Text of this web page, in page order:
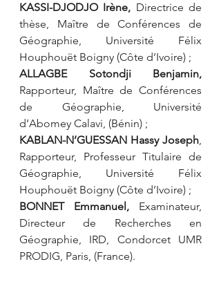
KASSI-DJODJO Irène, Directrice de
thèse, Maître de Conférences de
Géographie, Université Félix
Houphouët Boigny (Côte d’Ivoire) ;
Rapporteur, Maître de Conférences
de Géographie, Université
d’Abomey Calavi, (Bénin) ;
KABLAN-N’GUESSAN Hassy Joseph,
Rapporteur, Professeur Titulaire de
Géographie, Université Félix
Houphouët Boigny (Côte d’Ivoire) ;
BONNET Emmanuel, Examinateur,
Directeur de Recherches en
Géographie, IRD, Condorcet UMR
PRODIG, Paris, (France).